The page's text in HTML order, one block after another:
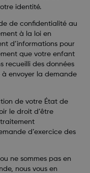
identité.
de confidentialité au
à la loi en
d’informations pour
que votre enfant
recueilli des données
à envoyer la demande
de votre État de
le droit d’être
d’exercice des
ne sommes pas en
nous vous en